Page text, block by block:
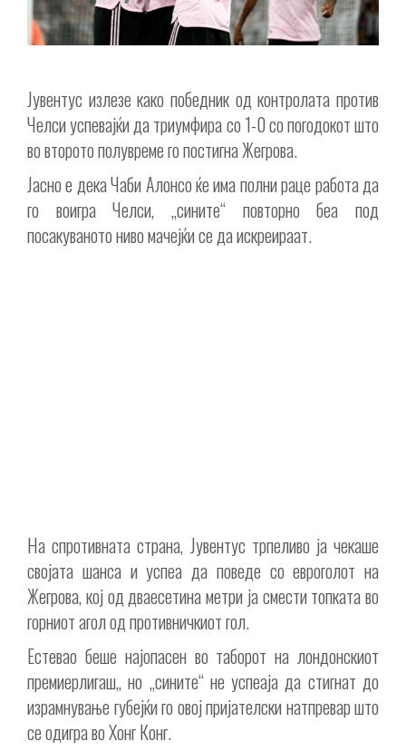
Јувентус излезе како победник од контролата против
Челси успевајќи да триумфира со 1-0 со погодокот што
во второто полувреме го постигна Жегрова.
Јасно е дека Чаби Алонсо ќе има полни раце работа да
го воигра Челси, „сините“ повторно беа под
посакуваното ниво мачејќи се да искреираат.
На спротивната страна, Јувентус трпеливо ја чекаше
својата шанса и успеа да поведе со евроголот на
Жегрова, кој од дваесетина метри ја смести топката во
горниот агол од противничкиот гол.
Естевао беше најопасен во таборот на лондонскиот
премиерлигаш,, но „сините“ не успеаја да стигнат до
израмнување губејќи го овој пријателски натпревар што
се одигра во Хонг Конг.